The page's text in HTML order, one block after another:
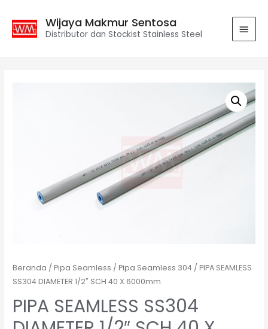
Wijaya Makmur Sentosa
Distributor dan Stockist Stainless Steel
Beranda /Pipa Seamless /Pipa Seamless 304 / PIPA SEAMLESS
SS304 DIAMETER 1/2″ SCH 40 X 6000mm
PIPA SEAMLESS SS304